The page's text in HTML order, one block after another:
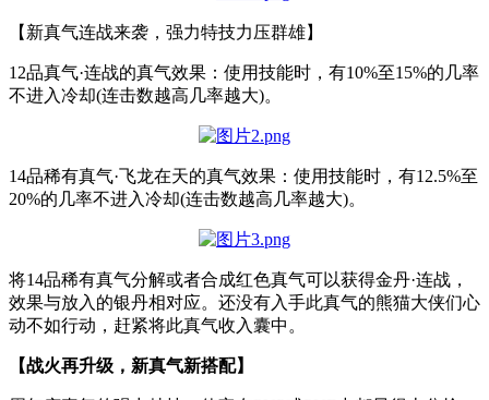
【新真气连战来袭，强力特技力压群雄】
12品真气·连战的真气效果：使用技能时，有10%至15%的几率
不进入冷却(连击数越高几率越大)。
14品稀有真气·飞龙在天的真气效果：使用技能时，有12.5%至
20%的几率不进入冷却(连击数越高几率越大)。
将14品稀有真气分解或者合成红色真气可以获得金丹·连战，
效果与放入的银丹相对应。还没有入手此真气的熊猫大侠们心
动不如行动，赶紧将此真气收入囊中。
【战火再升级，新真气新搭配】